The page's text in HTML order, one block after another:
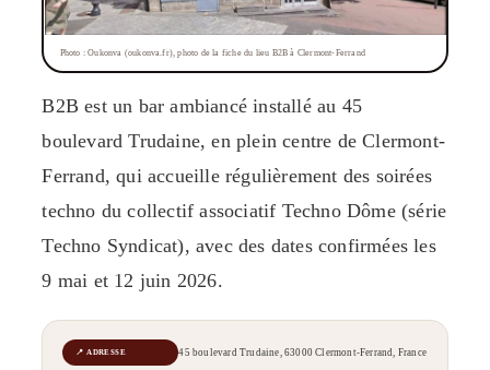
Photo : Oukonva (oukonva.fr), photo de la fiche du lieu B2B à Clermont-Ferrand
B2B est un bar ambiancé installé au 45
boulevard Trudaine, en plein centre de Clermont-
Ferrand, qui accueille régulièrement des soirées
techno du collectif associatif Techno Dôme (série
Techno Syndicat), avec des dates confirmées les
9 mai et 12 juin 2026.
📍 ADRESSE 45 boulevard Trudaine, 63000 Clermont-Ferrand, France